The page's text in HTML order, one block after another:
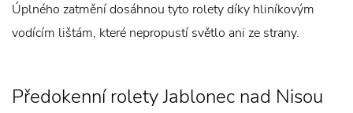
Úplného zatmění dosáhnou tyto rolety díky hliníkovým
vodícím lištám, které nepropustí světlo ani ze strany.
Předokenní rolety Jablonec nad Nisou